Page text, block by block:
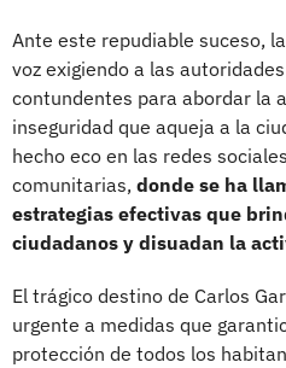
Ante este repudiable suceso,
voz exigiendo a las
contundentes para abordar la
inseguridad que aqueja a la
hecho eco en las redes
comunitarias, donde se ha
estrategias efectivas que
ciudadanos y disuadan la
El trágico destino de Carlos
urgente a medidas que
protección de todos los